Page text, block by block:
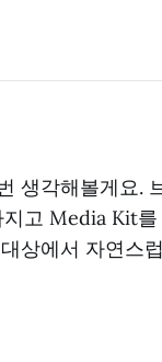
생각해볼게요.
고 Media Kit를
상에서 자연스